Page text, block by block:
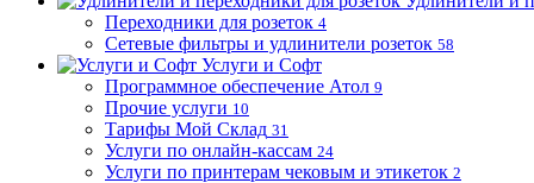
Переходники для розеток 4
Сетевые фильтры и удлинители розеток 58
Услуги и Софт
Программное обеспечение Атол 9
Прочие услуги 10
Тарифы Мой Склад 31
Услуги по онлайн-кассам 24
Услуги по принтерам чековым и этикеток 2